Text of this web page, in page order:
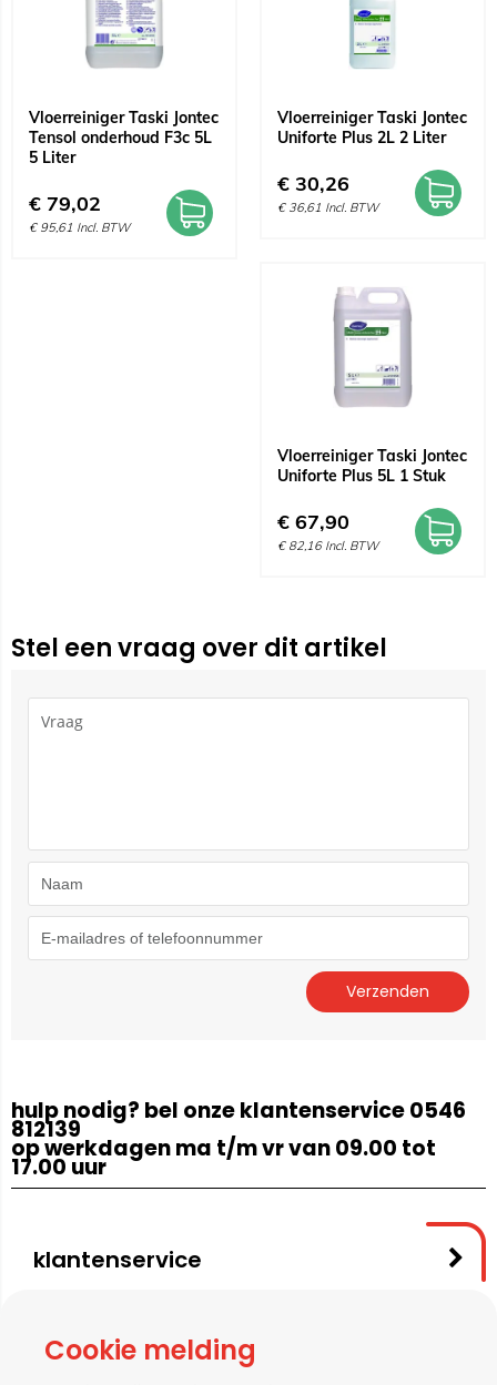
Vloerreiniger Taski Jontec
Tensol onderhoud F3c 5L
5 Liter
€ 79,02
€ 95,61 Incl. BTW
Vloerreiniger Taski Jontec
Uniforte Plus 2L 2 Liter
€ 30,26
€ 36,61 Incl. BTW
Vloerreiniger Taski Jontec
Uniforte Plus 5L 1 Stuk
€ 67,90
€ 82,16 Incl. BTW
Stel een vraag over dit artikel
hulp nodig? bel onze klantenservice 0546
812139
op werkdagen ma t/m vr van 09.00 tot
17.00 uur
klantenservice
contact
Cookie melding